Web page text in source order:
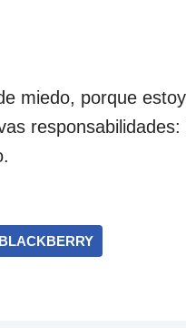
miedo, porque
BLACKBERRY